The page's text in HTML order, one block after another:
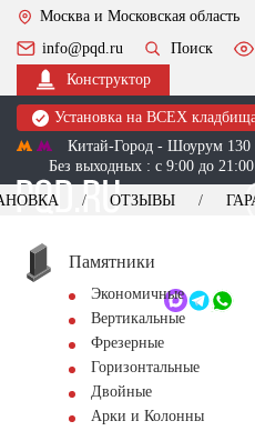
Москва и Московская область
info@pqd.ru
Поиск
Конструктор
Установка на ВСЕХ
Китай-Город - Шоурум 130
Без выходных : с 9:00 до 21:00
+7 (495) 518-44-23
Обратный звонок
ОТЗЫВЫ
Памятники
Экономичные
Вертикальные
Фрезерные
Горизонтальные
Двойные
Арки и Колонны